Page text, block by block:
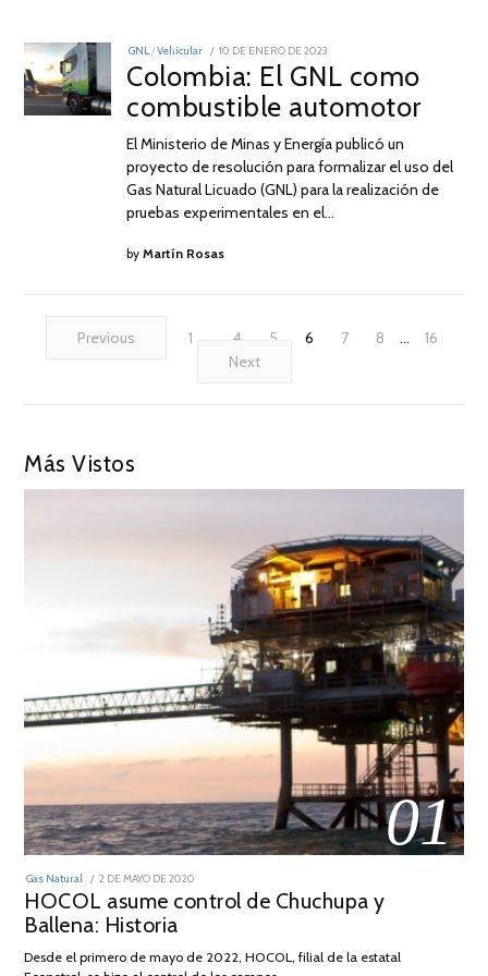
GNL/Vehicular
POSTED
ON
10 DE ENERO DE 2023
DE
ENERO
DE
2023
Colombia: El GNL como
combustible automotor
El Ministerio de Minas y Energía publicó un
proyecto de resolución para formalizar el uso del
Gas Natural Licuado (GNL) para la realización de
pruebas experimentales en el…
byMartín Rosas
Previous 1 4 5 6 7 8 …
16
Next
Más Vistos
01
Gas Natural
POSTED
2 DE MAYO DE 2020
DE
FEBRERO
HOCOL asume control de Chuchupa y
Ballena: Historia
Desde el primero de mayo de 2022, HOCOL, filial de la estatal